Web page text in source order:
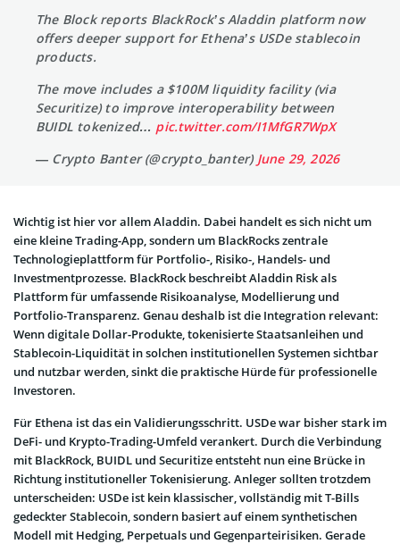
The Block reports BlackRock’s Aladdin platform now
offers deeper support for Ethena’s USDe stablecoin
products.
The move includes a $100M liquidity facility (via
Securitize) to improve interoperability between
BUIDL tokenized… pic.twitter.com/I1MfGR7WpX
— Crypto Banter (@crypto_banter) June 29, 2026
Wichtig ist hier vor allem Aladdin. Dabei handelt es sich nicht um
eine kleine Trading-App, sondern um BlackRocks zentrale
Technologieplattform für Portfolio-, Risiko-, Handels- und
Investmentprozesse. BlackRock beschreibt Aladdin Risk als
Plattform für umfassende Risikoanalyse, Modellierung und
Portfolio-Transparenz. Genau deshalb ist die Integration relevant:
Wenn digitale Dollar-Produkte, tokenisierte Staatsanleihen und
Stablecoin-Liquidität in solchen institutionellen Systemen sichtbar
und nutzbar werden, sinkt die praktische Hürde für professionelle
Investoren.
Für Ethena ist das ein Validierungsschritt. USDe war bisher stark im
DeFi- und Krypto-Trading-Umfeld verankert. Durch die Verbindung
mit BlackRock, BUIDL und Securitize entsteht nun eine Brücke in
Richtung institutioneller Tokenisierung. Anleger sollten trotzdem
unterscheiden: USDe ist kein klassischer, vollständig mit T-Bills
gedeckter Stablecoin, sondern basiert auf einem synthetischen
Modell mit Hedging, Perpetuals und Gegenparteirisiken. Gerade